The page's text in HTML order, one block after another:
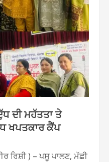
ਦੀ ਮਹੱਤਤਾ ਤੇ
ਖਪਤਕਾਰ ਕੈਂਪ
ਰਿਸ਼ੀ ) – ਪਸੂ ਪਾਲਣ, ਮੱਛੀ